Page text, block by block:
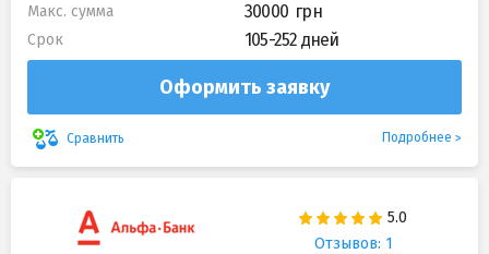
Макс. сумма 30000
Срок 105-252 дней
Оформить заявку
Сравнить Подробнее
Отзывов: 1